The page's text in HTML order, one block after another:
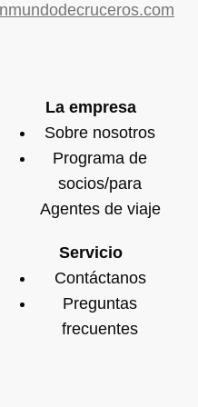
La empresa
Sobre nosotros
Programa de
socios/para
Agentes de viaje
Servicio
Contáctanos
Preguntas
frecuentes